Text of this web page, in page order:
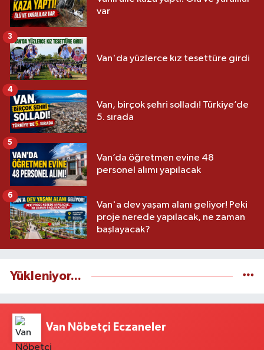
var
Van'da yüzlerce kız tesettüre girdi
3
Van, birçok şehri solladı! Türkiye’de
5. sırada
4
Van’da öğretmen evine 48
personel alımı yapılacak
5
Van'a dev yaşam alanı geliyor! Peki
proje nerede yapılacak, ne zaman
başlayacak?
6
Yükleniyor...
Van Nöbetçi Eczaneler